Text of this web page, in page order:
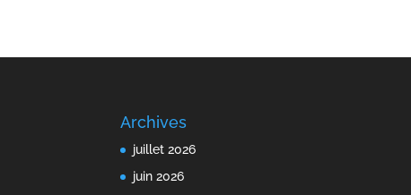
Archives
juillet 2026
juin 2026